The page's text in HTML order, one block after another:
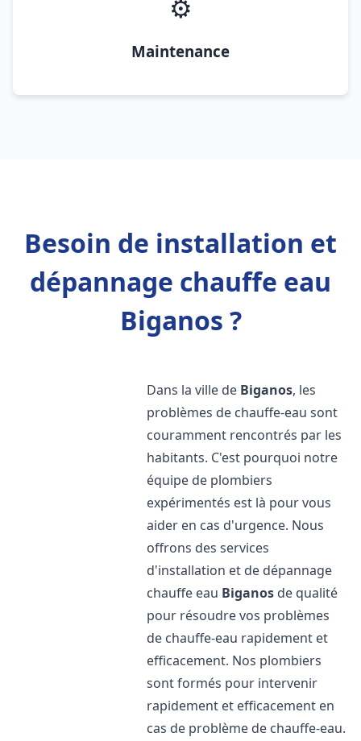
⚙️
Maintenance
Besoin de installation et
dépannage chauffe eau
Biganos ?
Dans la ville de Biganos, les
problèmes de chauffe-eau sont
couramment rencontrés par les
habitants. C'est pourquoi notre
équipe de plombiers
expérimentés est là pour vous
aider en cas d'urgence. Nous
offrons des services
d'installation et de dépannage
chauffe eau Biganos de qualité
pour résoudre vos problèmes
de chauffe-eau rapidement et
efficacement. Nos plombiers
sont formés pour intervenir
rapidement et efficacement en
cas de problème de chauffe-eau.